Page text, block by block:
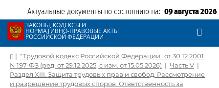
Актуальные документы по состоянию на: 09 августа 2026
ЗАКОНЫ, КОДЕКСЫ И
НОРМАТИВНО-ПРАВОВЫЕ АКТЫ
РОССИЙСКОЙ ФЕДЕРАЦИИ
| "Трудовой кодекс Российской Федерации" от 30.12.2001
N 197-ФЗ (ред. от 29.12.2025, с изм. от 15.05.2026) | Часть V |
Раздел XIII. Защита трудовых прав и свобод. Рассмотрение
и разрешение трудовых споров. Ответственность за